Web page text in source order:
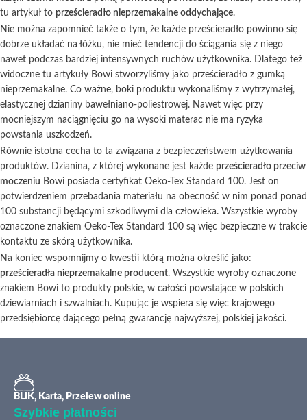
tu artykuł to prześcieradło nieprzemakalne oddychające.
Nie można zapomnieć także o tym, że każde prześcieradło powinno się
dobrze układać na łóżku, nie mieć tendencji do ściągania się z niego
nawet podczas bardziej intensywnych ruchów użytkownika. Dlatego też
widoczne tu artykuły Bowi stworzyliśmy jako prześcieradło z gumką
nieprzemakalne. Co ważne, boki produktu wykonaliśmy z wytrzymałej,
elastycznej dzianiny bawełniano-poliestrowej. Nawet więc przy
mocniejszym naciągnięciu go na wysoki materac nie ma ryzyka
powstania uszkodzeń.
Równie istotna cecha to ta związana z bezpieczeństwem użytkowania
produktów. Dzianina, z której wykonane jest każde prześcieradło przeciw
moczeniu Bowi posiada certyfikat Oeko-Tex Standard 100. Jest on
potwierdzeniem przebadania materiału na obecność w nim ponad ponad
100 substancji będącymi szkodliwymi dla człowieka. Wszystkie wyroby
oznaczone znakiem Oeko-Tex Standard 100 są więc bezpieczne w trakcie
kontaktu ze skórą użytkownika.
Na koniec wspomnijmy o kwestii którą można określić jako:
prześcieradła nieprzemakalne producent. Wszystkie wyroby oznaczone
znakiem Bowi to produkty polskie, w całości powstające w polskich
dziewiarniach i szwalniach. Kupując je wspiera się więc krajowego
przedsiębiorcę dającego pełną gwarancję najwyższej, polskiej jakości.
BLIK, Karta, Przelew online
Szybkie płatności